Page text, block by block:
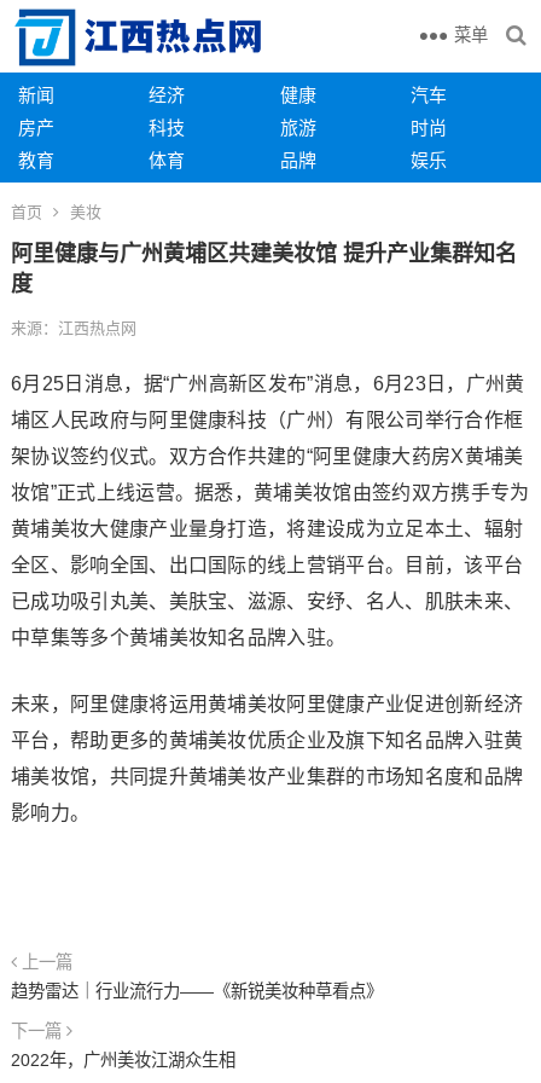
菜单
新闻 经济 健康
汽车
房产
科技 旅游
时尚
教育
体育 品牌 娱乐
首页 美妆
阿里健康与广州黄埔区共建美妆馆 提升产业集群知名
度
来源：江西热点网
6月25日消息，据“广州高新区发布”消息，6月23日，广州黄
埔区人民政府与阿里健康科技（广州）有限公司举行合作框
架协议签约仪式。双方合作共建的“阿里健康大药房X黄埔美
妆馆”正式上线运营。据悉，黄埔美妆馆由签约双方携手专为
黄埔美妆大健康产业量身打造，将建设成为立足本土、辐射
全区、影响全国、出口国际的线上营销平台。目前，该平台
已成功吸引丸美、美肤宝、滋源、安纾、名人、肌肤未来、
中草集等多个黄埔美妆知名品牌入驻。
未来，阿里健康将运用黄埔美妆阿里健康产业促进创新经济
平台，帮助更多的黄埔美妆优质企业及旗下知名品牌入驻黄
埔美妆馆，共同提升黄埔美妆产业集群的市场知名度和品牌
影响力。
上一篇
趋势雷达｜行业流行力——《新锐美妆种草看点》
下一篇
2022年，广州美妆江湖众生相